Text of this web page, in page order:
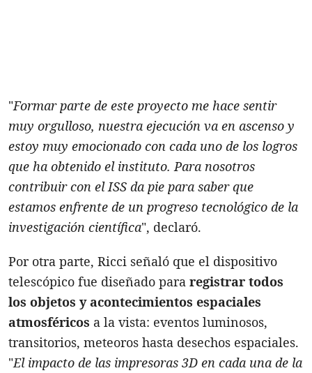
"Formar parte de este proyecto me hace sentir
muy orgulloso, nuestra ejecución va en ascenso y
estoy muy emocionado con cada uno de los logros
que ha obtenido el instituto. Para nosotros
contribuir con el ISS da pie para saber que
estamos enfrente de un progreso tecnológico de la
investigación científica", declaró.
Por otra parte, Ricci señaló que el dispositivo
telescópico fue diseñado para registrar todos
los objetos y acontecimientos espaciales
atmosféricos a la vista: eventos luminosos,
transitorios, meteoros hasta desechos espaciales.
"El impacto de las impresoras 3D en cada una de la